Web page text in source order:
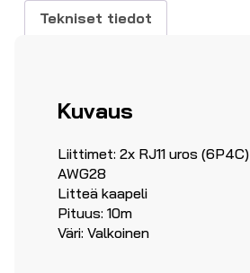
Tekniset tiedot
Kuvaus
Liittimet: 2x RJ11 uros (6P4C)
AWG28
Litteä kaapeli
Pituus: 10m
Väri: Valkoinen